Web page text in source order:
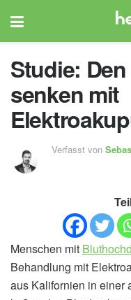
Studie:
senken mit
Verfasst von
Menschen mit
Behandlung mit
aus Kalifornien in einer